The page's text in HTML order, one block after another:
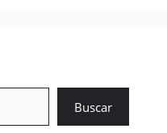
Buscar